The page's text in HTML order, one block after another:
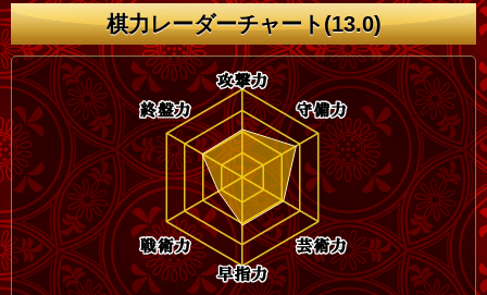
棋力レーダーチャート(13.0)